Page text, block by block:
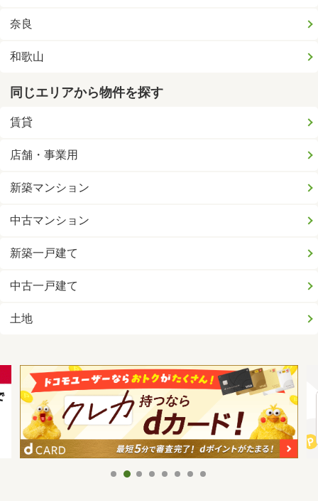
奈良
和歌山
同じエリアから物件を探す
賃貸
店舗・事業用
新築マンション
中古マンション
新築一戸建て
中古一戸建て
土地